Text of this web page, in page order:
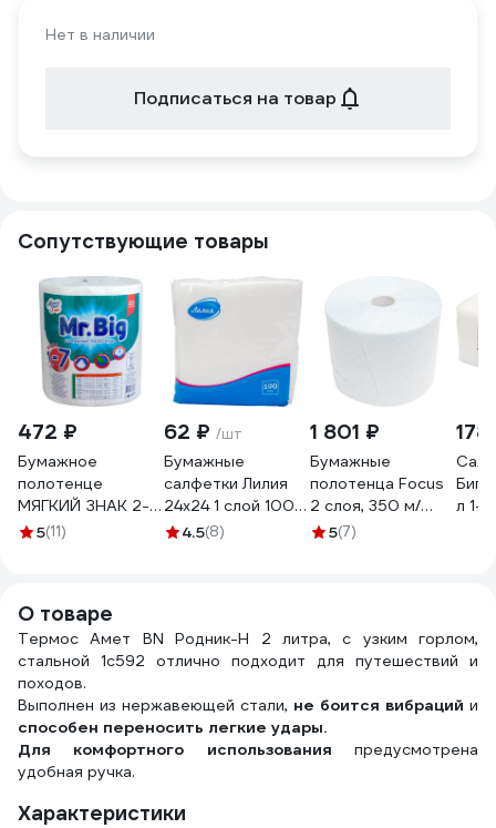
Нет в наличии
Подписаться на товар
Сопутствующие товары
472 ₽
Бумажное
полотенце
МЯГКИЙ ЗНАК 2-
сл 1 рул/уп mr.big
белое Г-С290
5(11)
62 ₽ /шт
Бумажные
салфетки Лилия
24x24 1 слой 100
листов Белый 702
4.5(8)
1 801 ₽
Бумажные
полотенца Focus
2 слоя, 350 м/
рулон, с голубым
5(7)
178
л 1-
О товаре
Термос Амет ВN Родник-Н 2 литра, с узким горлом,
стальной 1с592 отлично подходит для путешествий и
походов.
Выполнен из нержавеющей стали, не боится вибраций и
способен переносить легкие удары.
Для комфортного использования предусмотрена
удобная ручка.
Характеристики